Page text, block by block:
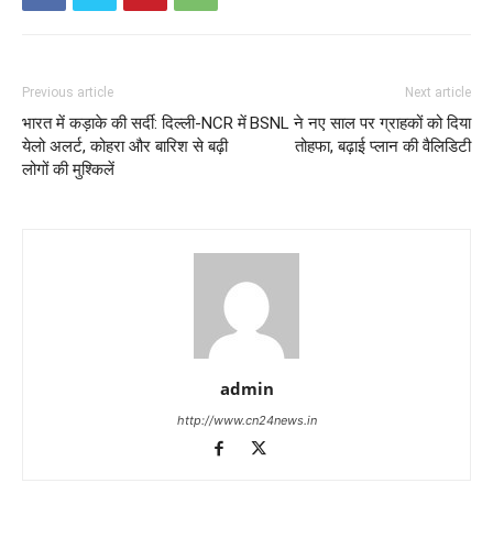
Previous article
भारत में कड़ाके की सर्दी: दिल्ली-NCR में
येलो अलर्ट, कोहरा और बारिश से बढ़ी
लोगों की मुश्किलें
Next article
BSNL ने नए साल पर ग्राहकों को दिया
तोहफा, बढ़ाई प्लान की वैलिडिटी
admin
http://www.cn24news.in